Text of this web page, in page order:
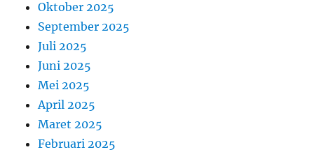
Oktober 2025
September 2025
Juli 2025
Juni 2025
Mei 2025
April 2025
Maret 2025
Februari 2025